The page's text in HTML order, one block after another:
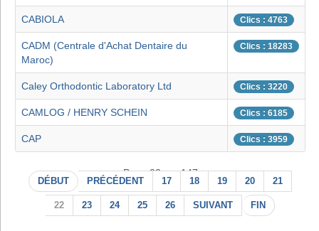
CABIOLA Clics : 4763
CADM (Centrale d'Achat Dentaire du
Maroc)
Clics : 18283
Caley Orthodontic Laboratory Ltd Clics : 3220
CAMLOG / HENRY SCHEIN Clics : 6185
CAP Clics : 3959
Page 22 sur 147
DÉBUT PRÉCÉDENT 17 18 19 20 21
22 23 24 25 26 SUIVANT FIN